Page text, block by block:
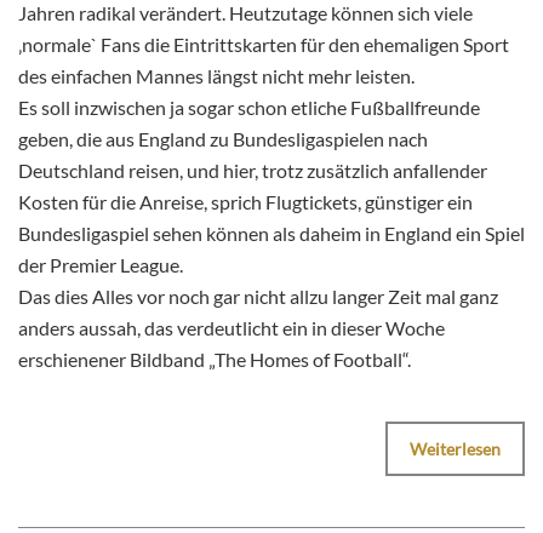
Jahren radikal verändert. Heutzutage können sich viele
‚normale` Fans die Eintrittskarten für den ehemaligen Sport
des einfachen Mannes längst nicht mehr leisten.
Es soll inzwischen ja sogar schon etliche Fußballfreunde
geben, die aus England zu Bundesligaspielen nach
Deutschland reisen, und hier, trotz zusätzlich anfallender
Kosten für die Anreise, sprich Flugtickets, günstiger ein
Bundesligaspiel sehen können als daheim in England ein Spiel
der Premier League.
Das dies Alles vor noch gar nicht allzu langer Zeit mal ganz
anders aussah, das verdeutlicht ein in dieser Woche
erschienener Bildband „The Homes of Football“.
Weiterlesen